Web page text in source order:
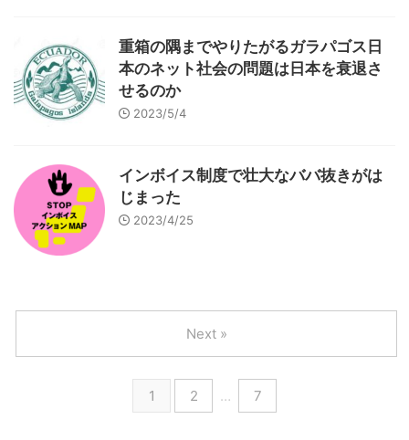
重箱の隅までやりたがるガラパゴス日
本のネット社会の問題は日本を衰退さ
せるのか
2023/5/4
インボイス制度で壮大なババ抜きがは
じまった
2023/4/25
1 2 … 7
Next »